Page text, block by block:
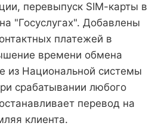
перевыпуск SIM-карты в
"Госуслугах". Добавлены
платежей в
времени обмена
из Национальной системы
срабатывании любого
перевод на
клиента.